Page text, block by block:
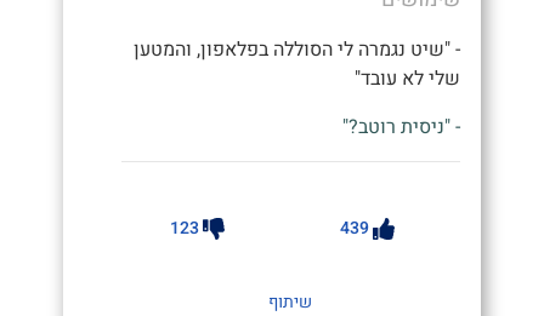
- "שיט נגמרה לי הסוללה בפלאפון, והמטען
שלי לא עובד"
- "ניסית רוטב?"
439
123
שיתוף